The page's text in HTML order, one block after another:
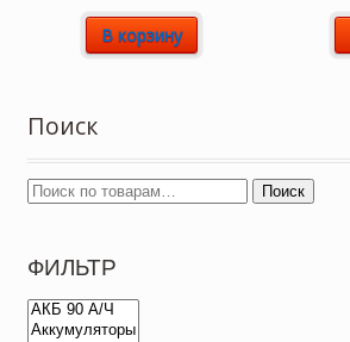
В корзину
Поиск
Поиск
ФИЛЬТР